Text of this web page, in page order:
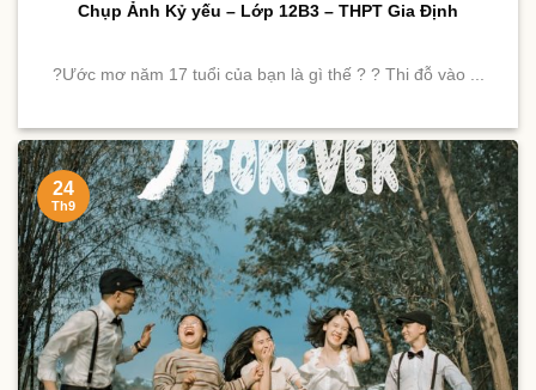
Chụp Ảnh Kỷ yếu – Lớp 12B3 – THPT Gia Định
?Ước mơ năm 17 tuổi của bạn là gì thế ? ? Thi đỗ vào ...
24
Th9